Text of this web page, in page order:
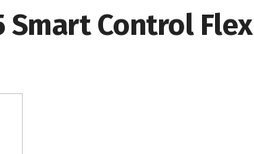
Smart Control Flex